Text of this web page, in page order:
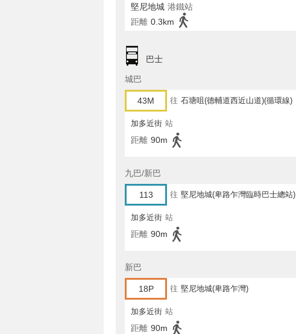
堅尼地城 港鐵站
距離 0.3km
巴士
城巴
43M 往 石塘咀(德輔道西近山道)(循環線)
加多近街 站
距離 90m
九巴/新巴
113 往 堅尼地城(卑路乍灣臨時巴士總站)
加多近街 站
距離 90m
新巴
18P 往 堅尼地城(卑路乍灣)
加多近街 站
距離 90m